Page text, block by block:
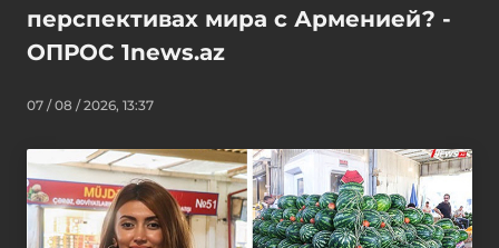
перспективах мира с Арменией? -
ОПРОС 1news.az
07 / 08 / 2026, 13:37